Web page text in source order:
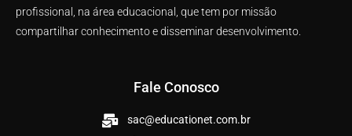
profissional, na área educacional, que tem por missão
compartilhar conhecimento e disseminar desenvolvimento.
Fale Conosco
sac@educationet.com.br